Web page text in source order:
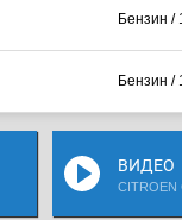
Бензин /
Бензин /
ВИДЕО
CITROEN